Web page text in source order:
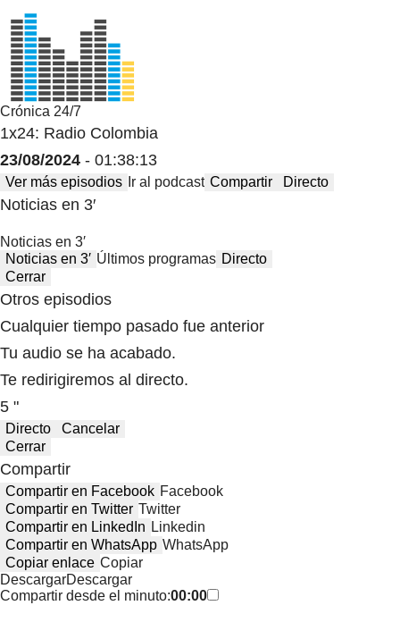
Crónica 24/7
1x24: Radio Colombia
23/08/2024 - 01:38:13
Ver más episodios Ir al podcast Compartir Directo
Noticias en 3′
Noticias en 3′
Noticias en 3′ Últimos programas Directo
Cerrar
Otros episodios
Cualquier tiempo pasado fue anterior
Tu audio se ha acabado.
Te redirigiremos al directo.
5 "
Directo
Cancelar
Cerrar
Compartir
Compartir en Facebook Facebook
Compartir en Twitter Twitter
Compartir en LinkedIn Linkedin
Compartir en WhatsApp WhatsApp
Copiar enlace Copiar
DescargarDescargar
Compartir desde el minuto:00:00